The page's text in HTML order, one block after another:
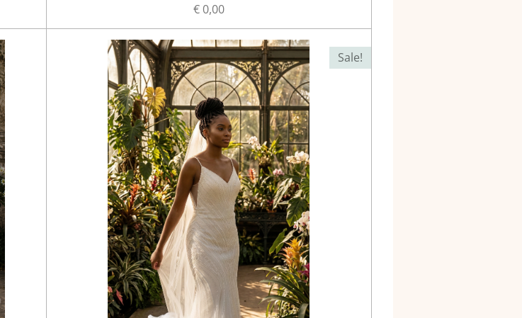
€ 0,00
Sale!